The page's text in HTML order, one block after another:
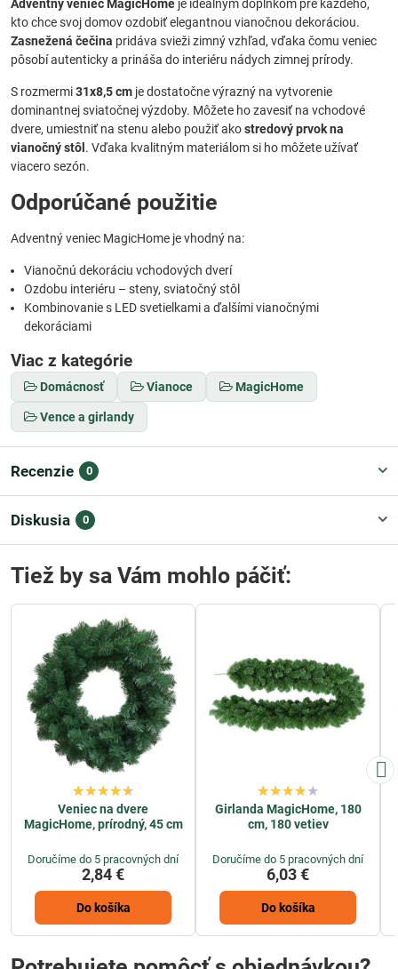
Adventný veniec MagicHome je ideálnym doplnkom pre každého,
kto chce svoj domov ozdobiť elegantnou vianočnou dekoráciou.
Zasnežená čečina pridáva svieži zimný vzhľad, vďaka čomu veniec
pôsobí autenticky a prináša do interiéru nádych zimnej prírody.
S rozmermi31x8,5 cm je dostatočne výrazný na vytvorenie
dominantnej sviatočnej výzdoby. Môžete ho zavesiť na vchodové
dvere, umiestniť na stenu alebo použiť akostredový prvok na
vianočný stôl . Vďaka kvalitným materiálom si ho môžete užívať
viacero sezón.
Odporúčané použitie
Adventný veniec MagicHome je vhodný na:
Vianočnú dekoráciu vchodových dverí
Ozdobu interiéru – steny, sviatočný stôl
Kombinovanie s LED svetielkami a ďalšími vianočnými
dekoráciami
Viac z kategórie
Domácnosť Vianoce MagicHome
Vence a girlandy
Recenzie 0
Diskusia 0
Tiež by sa Vám mohlo páčiť:
Veniec na dvere
MagicHome, prírodný, 45 cm
Doručíme do 5 pracovných dní
2,84 €
Do košíka
Girlanda MagicHome, 180
cm, 180 vetiev
Doručíme do 5 pracovných dní
6,03 €
Do košíka